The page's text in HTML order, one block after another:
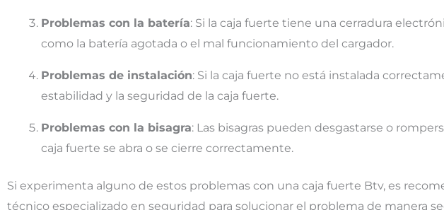
Problemas con la batería: Si la caja fuerte tiene una cerradura
como la batería agotada o el mal funcionamiento del cargador.
Problemas de instalación: Si la caja fuerte no está instalada
estabilidad y la seguridad de la caja fuerte.
Problemas con la bisagra: Las bisagras pueden desgastarse o
caja fuerte se abra o se cierre correctamente.
Si experimenta alguno de estos problemas con una caja fuerte Btv, es
técnico especializado en seguridad para solucionar el problema de manera